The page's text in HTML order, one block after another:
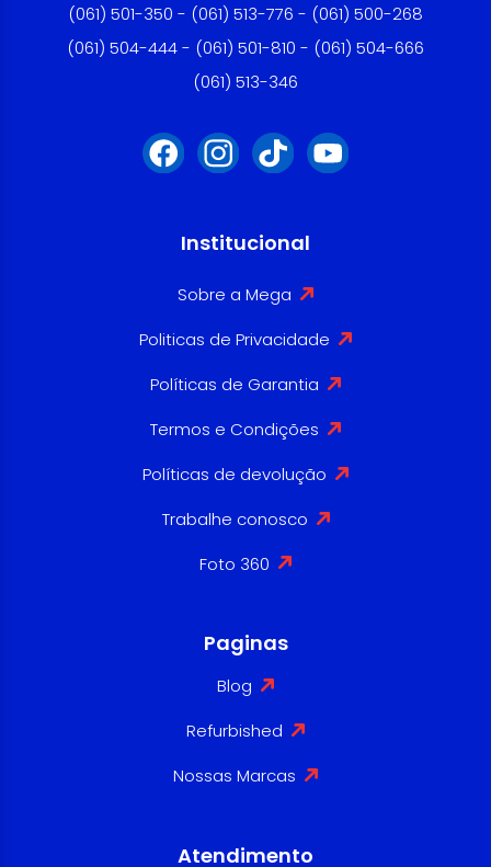
(061) 501-350 - (061) 513-776 - (061) 500-268
(061) 504-444 - (061) 501-810 - (061) 504-666
(061) 513-346
Institucional
Sobre a Mega
Politicas de Privacidade
Políticas de Garantia
Termos e Condições
Políticas de devolução
Trabalhe conosco
Foto 360
Paginas
Blog
Refurbished
Nossas Marcas
Atendimento